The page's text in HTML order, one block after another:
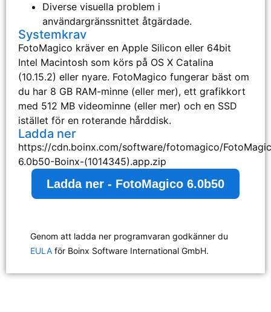
Diverse visuella problem i
användargränssnittet åtgärdade.
Systemkrav
FotoMagico kräver en Apple Silicon eller 64bit
Intel Macintosh som körs på OS X Catalina
(10.15.2) eller nyare. FotoMagico fungerar bäst om
du har 8 GB RAM-minne (eller mer), ett grafikkort
med 512 MB videominne (eller mer) och en SSD
istället för en roterande hårddisk.
Ladda ner
https://cdn.boinx.com/software/fotomagico/
6.0b50-Boinx-(1014345).app.zip
Ladda ner - FotoMagico 6.0b50
Genom att ladda ner programvaran godkänner du
EULA för Boinx Software International GmbH.